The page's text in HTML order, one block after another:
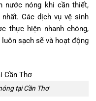
nước nóng khi cần thiết,
Các dịch vụ vệ sinh
thực hiện nhanh chóng,
sạch sẽ và hoạt động
tại Cần Thơ